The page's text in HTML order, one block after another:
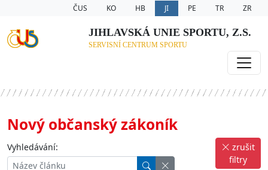
ČUS KO HB JI PE TR ZR
JIHLAVSKÁ UNIE SPORTU, Z.S.
SERVISNÍ CENTRUM SPORTU
Nový občanský zákoník
Vyhledávání:
zrušit
filtry